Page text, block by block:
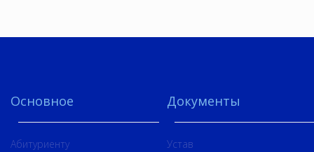
Основное
Абитуриенту
Документы
Устав